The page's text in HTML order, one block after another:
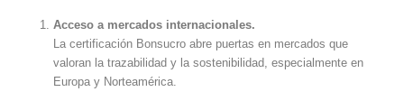
Acceso a mercados internacionales.
La certificación Bonsucro abre puertas en mercados que
valoran la trazabilidad y la sostenibilidad, especialmente en
Europa y Norteamérica.